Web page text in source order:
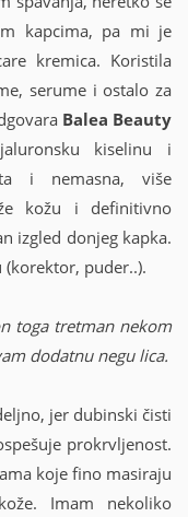
kapcima, pa mi je
kremica. Koristila
serume i ostalo za
Balea Beauty
kiselinu i
i nemasna, više
kožu i definitivno
izgled donjeg kapka.
puder..).
toga tretman nekom
dodatnu negu lica.
jer dubinski čisti
prokrvljenost.
koje fino masiraju
Imam nekoliko